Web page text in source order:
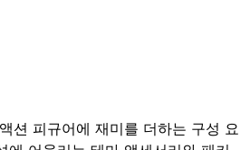
션 피규어에 재미를 더하는 구성 요